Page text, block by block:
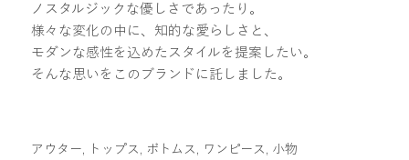
ノスタルジックな優しさであったり。
様々な変化の中に、知的な愛らしさと、
モダンな感性を込めたスタイルを提案したい。
そんな思いをこのブランドに託しました。
アウター, トップス, ボトムス, ワンピース, 小物